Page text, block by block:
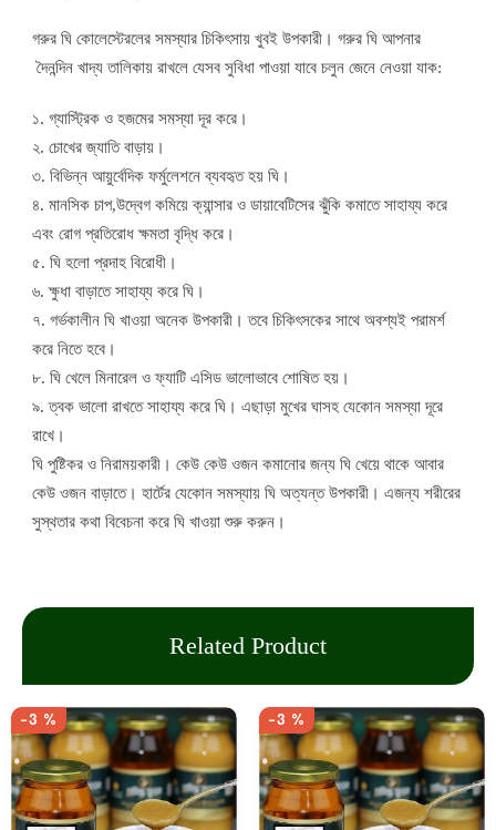
গরুর ঘি কোলেস্টেরলের সমস্যার চিকিৎসায় খুবই উপকারী। গরুর ঘি আপনার
দৈনন্দিন খাদ্য তালিকায় রাখলে যেসব সুবিধা পাওয়া যাবে চলুন জেনে নেওয়া যাক:
১. গ্যাস্ট্রিক ও হজমের সমস্যা দূর করে।
২. চোখের জ্যাতি বাড়ায়।
৩. বিভিন্ন আয়ুর্বেদিক ফর্মুলেশনে ব্যবহৃত হয় ঘি।
৪. মানসিক চাপ,উদ্বেগ কমিয়ে ক্যান্সার ও ডায়াবেটিসের ঝুঁকি কমাতে সাহায্য করে
এবং রোগ প্রতিরোধ ক্ষমতা বৃদ্ধি করে।
৫. ঘি হলো প্রদাহ বিরোধী।
৬. ক্ষুধা বাড়াতে সাহায্য করে ঘি।
৭. গর্ভকালীন ঘি খাওয়া অনেক উপকারী। তবে চিকিৎসকের সাথে অবশ্যই পরামর্শ
করে নিতে হবে।
৮. ঘি খেলে মিনারেল ও ফ্যাটি এসিড ভালোভাবে শোষিত হয়।
৯. ত্বক ভালো রাখতে সাহায্য করে ঘি। এছাড়া মুখের ঘাসহ যেকোন সমস্যা দূরে
রাখে।
ঘি পুষ্টিকর ও নিরাময়কারী। কেউ কেউ ওজন কমানোর জন্য ঘি খেয়ে থাকে আবার
কেউ ওজন বাড়াতে। হার্টের যেকোন সমস্যায় ঘি অত্যন্ত উপকারী। এজন্য শরীরের
সুস্থতার কথা বিবেচনা করে ঘি খাওয়া শুরু করুন।
Related Product
-3 % -3 %